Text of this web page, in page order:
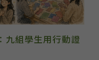
九組學生用行動證